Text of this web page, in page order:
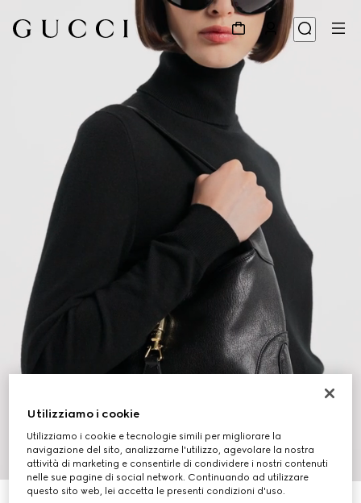
10
Personalizza con le iniziali
Utilizziamo i cookie
Utilizziamo i cookie e tecnologie simili per migliorare la
navigazione del sito, analizzarne l'utilizzo, agevolare la nostra
attività di marketing e consentirle di condividere i nostri contenuti
nelle sue pagine di social network. Continuando ad utilizzare
questo sito web, lei accetta le presenti condizioni d'uso.